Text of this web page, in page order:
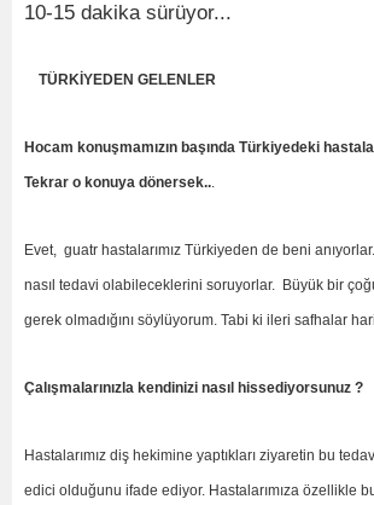
10-15 dakika sürüyor...
TÜRKİYEDEN GELENLER
Hocam konuşmamızın başında Türkiyedeki
Tekrar o konuya dönersek...
Evet, guatr hastalarımız Türkiyeden de beni
nasıl tedavi olabileceklerini soruyorlar. Büyük bir
gerek olmadığını söylüyorum. Tabi ki ileri safhalar
Çalışmalarınızla kendinizi nasıl hissediyorsunuz ?
Hastalarımız diş hekimine yaptıkları ziyaretin bu
edici olduğunu ifade ediyor. Hastalarımıza özellikle